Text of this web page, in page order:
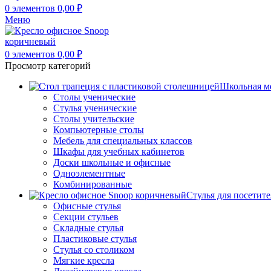
0 элементов 0,00 ₽
Меню
0 элементов 0,00 ₽
Просмотр категорий
Школьная
Столы ученические
Стулья ученические
Столы учительские
Компьютерные столы
Мебель для специальных классов
Шкафы для учебных кабинетов
Доски школьные и офисные
Одноэлементные
Комбинированные
Стулья для
Офисные стулья
Секции стульев
Складные стулья
Пластиковые стулья
Стулья со столиком
Мягкие кресла